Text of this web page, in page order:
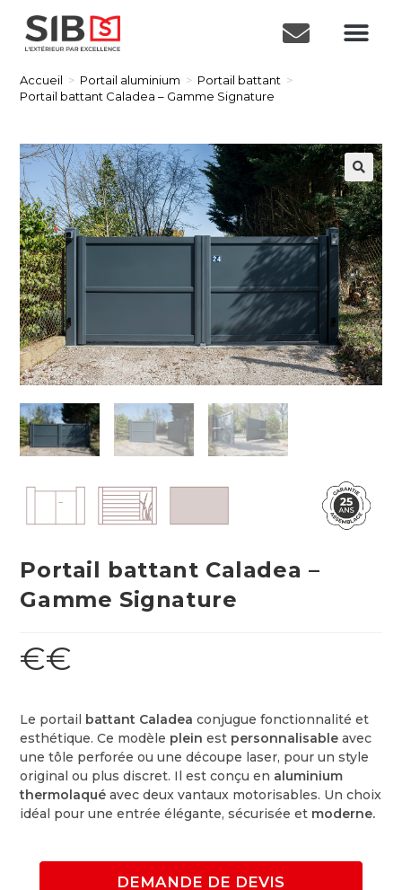
Accueil > Portail aluminium > Portail battant >
Portail battant Caladea – Gamme Signature
🔍
Portail battant Caladea –
Gamme Signature
€€
Le portail battant Caladeaconjugue fonctionnalité et
esthétique. Ce modèle pleinest personnalisableavec
une tôle perforée ou une découpe laser, pour un style
original ou plus discret. Il est conçu en aluminium
thermolaquéavec deux vantaux motorisables. Un choix
idéal pour une entrée élégante, sécurisée et moderne.
DEMANDE DE DEVIS